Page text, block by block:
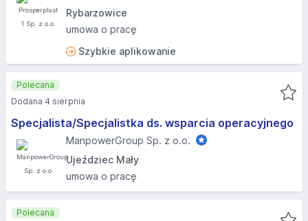
Rybarzowice
umowa o pracę
Szybkie aplikowanie
Specjalista/Specjalistka ds. wsparcia operacyjnego
ManpowerGroup Sp. z o.o.
Ujeździec Mały
umowa o pracę
Polecana
Dodana 4 sierpnia
Polecana